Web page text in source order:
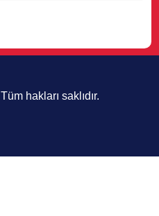
hakları saklıdır.